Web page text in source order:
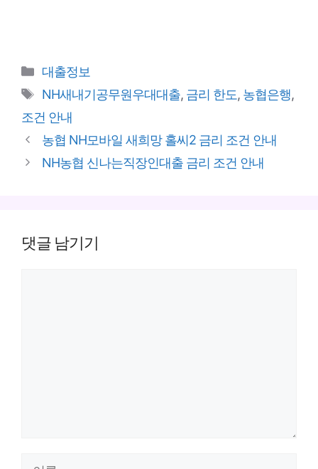
카
테
리
대출정보
태
그
NH새내기공무원우대대출, 금리 한도, 농협은행,
조건 안내
농협 NH모바일 새희망 홀씨2 금리 조건 안내
NH농협 신나는직장인대출 금리 조건 안내
댓글 남기기